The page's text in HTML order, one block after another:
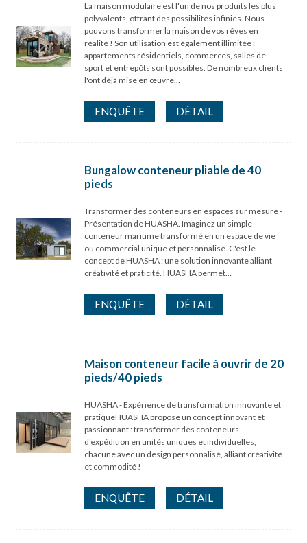
La maison modulaire est l'un de nos produits les plus
polyvalents, offrant des possibilités infinies. Nous
pouvons transformer la maison de vos rêves en
réalité ! Son utilisation est également illimitée :
appartements résidentiels, commerces, salles de
sport et entrepôts sont possibles. De nombreux clients
l'ont déjà mise en œuvre…
ENQUÊTE DÉTAIL
Bungalow conteneur pliable de 40
pieds
Transformer des conteneurs en espaces sur mesure -
Présentation de HUASHA. Imaginez un simple
conteneur maritime transformé en un espace de vie
ou commercial unique et personnalisé. C'est le
concept de HUASHA : une solution innovante alliant
créativité et praticité. HUASHA permet…
ENQUÊTE DÉTAIL
Maison conteneur facile à ouvrir de 20
pieds/40 pieds
HUASHA - Expérience de transformation innovante et
pratiqueHUASHA propose un concept innovant et
passionnant : transformer des conteneurs
d'expédition en unités uniques et individuelles,
chacune avec un design personnalisé, alliant créativité
et commodité !
ENQUÊTE DÉTAIL